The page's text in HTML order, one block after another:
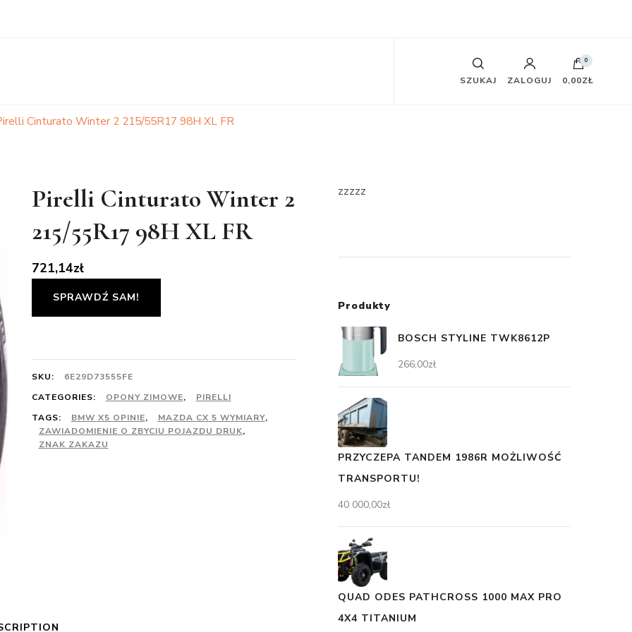
SZUKAJ ZALOGUJ
0
0,00ZŁ
Cinturato Winter 2 215/55R17 98H XL FR
Pirelli Cinturato Winter 2
215/55R17 98H XL FR
721,14zł
SPRAWDŹ SAM!
SKU:
6E29D73555FE
CATEGORIES:
OPONY ZIMOWE,
PIRELLI
TAGS:
BMW X5 OPINIE, MAZDA CX 5 WYMIARY,
ZAWIADOMIENIE O ZBYCIU POJAZDU DRUK,
ZNAK ZAKAZU
zzzzz
Produkty
BOSCH STYLINE TWK8612P
266,00zł
PRZYCZEPA TANDEM 1986R MOŻLIWOŚĆ
TRANSPORTU!
40 000,00zł
QUAD ODES PATHCROSS 1000 MAX PRO
4X4 TITANIUM